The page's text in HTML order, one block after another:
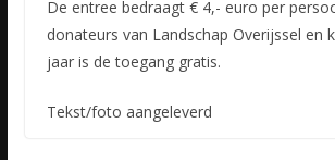
De entree bedraagt € 4,- euro per
donateurs van Landschap Overijssel en
jaar is de toegang gratis.
Tekst/foto aangeleverd